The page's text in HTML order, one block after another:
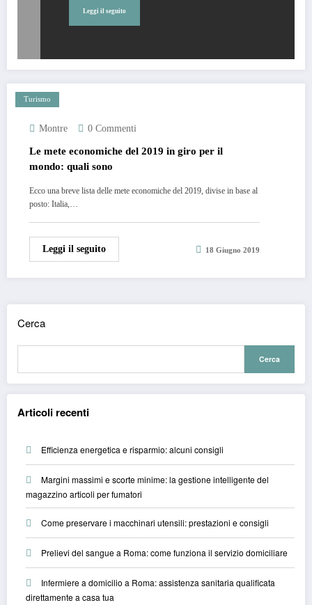
Leggi il seguito
Turismo
Montre 0 Commenti
Le mete economiche del 2019 in giro per il
mondo: quali sono
Ecco una breve lista delle mete economiche del 2019, divise in base al
posto: Italia,…
Leggi il seguito 18 Giugno 2019
Cerca
Cerca
Articoli recenti
Efficienza energetica e risparmio: alcuni consigli
Margini massimi e scorte minime: la gestione intelligente del
magazzino articoli per fumatori
Come preservare i macchinari utensili: prestazioni e consigli
Prelievi del sangue a Roma: come funziona il servizio domiciliare
Infermiere a domicilio a Roma: assistenza sanitaria qualificata
direttamente a casa tua